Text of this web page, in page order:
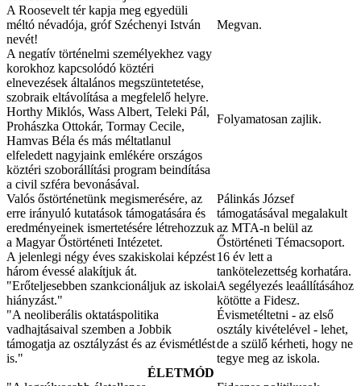
A Roosevelt tér kapja meg egyedüli
méltó névadója, gróf Széchenyi István
nevét!
Megvan.
A negatív történelmi személyekhez vagy
korokhoz kapcsolódó köztéri
elnevezések általános megszüntetetése,
szobraik eltávolítása a megfelelő helyre.
Horthy Miklós, Wass Albert, Teleki Pál,
Prohászka Ottokár, Tormay Cecile,
Hamvas Béla és más méltatlanul
elfeledett nagyjaink emlékére országos
köztéri szoborállítási program beindítása
a civil szféra bevonásával.
Folyamatosan zajlik.
Valós őstörténetünk megismerésére, az
erre irányuló kutatások támogatására és
eredményeinek ismertetésére létrehozzuk
a Magyar Őstörténeti Intézetet.
Pálinkás József
támogatásával megalakult
az MTA-n belül az
Őstörténeti Témacsoport.
A jelenlegi négy éves szakiskolai képzést
három évessé alakítjuk át.
16 év lett a
tankötelezettség korhatára.
"Erőteljesebben szankcionáljuk az iskolai
hiányzást."
A segélyezés leaállításához
kötötte a Fidesz.
"A neoliberális oktatáspolitika
vadhajtásaival szemben a Jobbik
támogatja az osztályzást és az évismétlést
is."
Évismetéltetni - az első
osztály kivételével - lehet,
de a szülő kérheti, hogy ne
tegye meg az iskola.
ÉLETMÓD